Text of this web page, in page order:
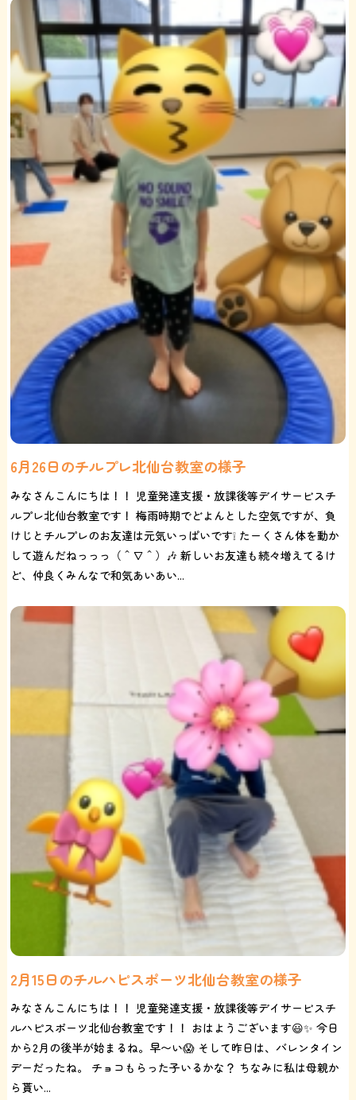
6月26日のチルプレ北仙台教室の様子
みなさんこんにちは！！ 児童発達支援・放課後等デイサービスチ
ルプレ北仙台教室です！ 梅雨時期でどよんとした空気ですが、負
けじとチルプレのお友達は元気いっぱいです❕ たーくさん体を動か
して遊んだねっっっ（＾∇＾）🎶 新しいお友達も続々増えてるけ
ど、仲良くみんなで和気あいあい...
2月15日のチルハピスポーツ北仙台教室の様子
みなさんこんにちは！！ 児童発達支援・放課後等デイサービスチ
ルハピスポーツ北仙台教室です！！ おはようございます😃✨ 今日
から2月の後半が始まるね。早〜い😱 そして昨日は、バレンタイン
デーだったね。 チョコもらった子いるかな？ ちなみに私は母親か
ら貰い...